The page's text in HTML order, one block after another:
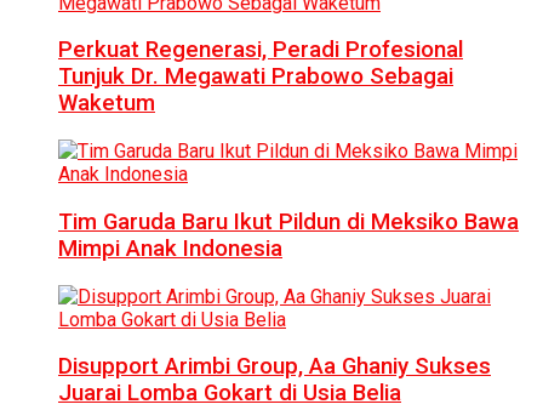
Perkuat Regenerasi, Peradi Profesional
Tunjuk Dr. Megawati Prabowo Sebagai
Waketum
Tim Garuda Baru Ikut Pildun di Meksiko Bawa
Mimpi Anak Indonesia
Disupport Arimbi Group, Aa Ghaniy Sukses
Juarai Lomba Gokart di Usia Belia